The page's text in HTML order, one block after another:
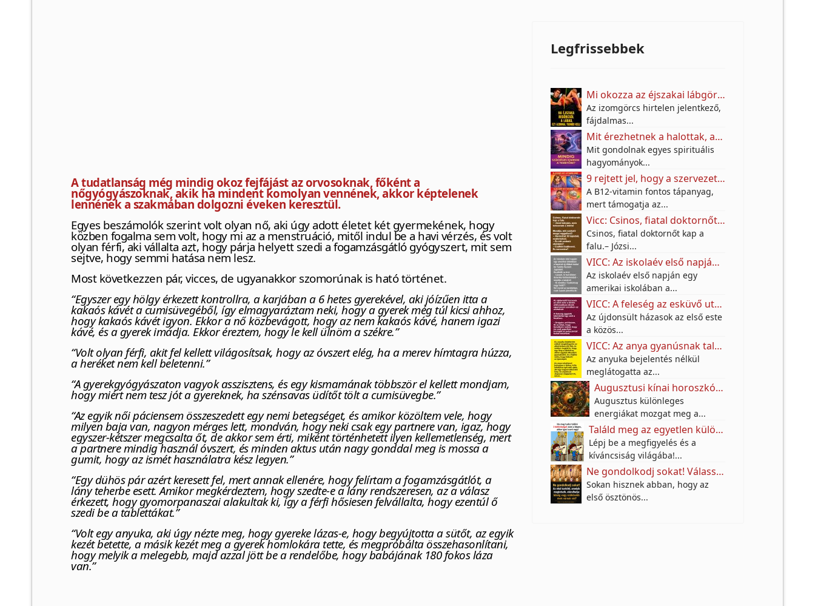
A tudatlanság még mindig okoz fejfájást az orvosoknak, főként a
nőgyógyászoknak, akik ha mindent komolyan vennének, akkor képtelenek
lennének a szakmában dolgozni éveken keresztül.
Egyes beszámolók szerint volt olyan nő, aki úgy adott életet két gyermekének, hogy
közben fogalma sem volt, hogy mi az a menstruáció, mitől indul be a havi vérzés, és volt
olyan férfi, aki vállalta azt, hogy párja helyett szedi a fogamzásgátló gyógyszert, mit sem
sejtve, hogy semmi hatása nem lesz.
Most következzen pár, vicces, de ugyanakkor szomorúnak is ható történet.
“Egyszer egy hölgy érkezett kontrollra, a karjában a 6 hetes gyerekével, aki jóízűen itta a
kakaós kávét a cumisüvegéből, így elmagyaráztam neki, hogy a gyerek még túl kicsi ahhoz,
hogy kakaós kávét igyon. Ekkor a nő közbevágott, hogy az nem kakaós kávé, hanem igazi
kávé, és a gyerek imádja. Ekkor éreztem, hogy le kell ülnöm a székre.”
“Volt olyan férfi, akit fel kellett világosítsak, hogy az óvszert elég, ha a merev hímtagra húzza,
a heréket nem kell beletenni.”
“A gyerekgyógyászaton vagyok asszisztens, és egy kismamának többször el kellett mondjam,
hogy miért nem tesz jót a gyereknek, ha szénsavas üdítőt tölt a cumisüvegbe.”
“Az egyik női páciensem összeszedett egy nemi betegséget, és amikor közöltem vele, hogy
milyen baja van, nagyon mérges lett, mondván, hogy neki csak egy partnere van, igaz, hogy
egyszer-kétszer megcsalta őt, de akkor sem érti, miként történhetett ilyen kellemetlenség, mert
a partnere mindig használ óvszert, és minden aktus után nagy gonddal meg is mossa a
gumit, hogy az ismét használatra kész legyen.”
“Egy dühös pár azért keresett fel, mert annak ellenére, hogy felírtam a fogamzásgátlót, a
lány teherbe esett. Amikor megkérdeztem, hogy szedte-e a lány rendszeresen, az a válasz
érkezett, hogy gyomorpanaszai alakultak ki, így a férfi hősiesen felvállalta, hogy ezentúl ő
szedi be a tablettákat.”
“Volt egy anyuka, aki úgy nézte meg, hogy gyereke lázas-e, hogy begyújtotta a sütőt, az egyik
kezét betette, a másik kezét meg a gyerek homlokára tette, és megpróbálta összehasonlítani,
hogy melyik a melegebb, majd azzal jött be a rendelőbe, hogy babájának 180 fokos láza
van.”
Legfrissebbek
Mi okozza az éjszakai lábgörcsöt, és mit tehetünk ellene?
Az izomgörcs hirtelen jelentkező,
fájdalmas...
Mit érezhetnek a halottak, amikor kimész a sírjukhoz?
Mit gondolnak egyes spirituális
hagyományok...
9 rejtett jel, hogy a szervezetednek több B12-vitaminra lehet szüksége
A B12-vitamin fontos tápanyag,
mert támogatja az...
Vicc: Csinos, fiatal doktornőt kap a falu.– Józsi bátyám, nem tetszenek a leletei.
Csinos, fiatal doktornőt kap a
falu.– Józsi...
VICC: Az iskolaév első napján egy amerikai iskolában a tanárnő új diákot mutat be
Az iskolaév első napján egy
amerikai iskolában a...
VICC: A feleség az esküvő után színt vall a férjének.
Az újdonsült házasok az első este
a közös...
VICC: Az anya gyanúsnak találta a fia lakótársát.
Az anyuka bejelentés nélkül
meglátogatta az...
Augusztusi kínai horoszkóp: ezeknek a jegyeknek nagy fordulatot hozhat a hónap
Augusztus különleges
energiákat mozgat meg a...
Találd meg az egyetlen különbséget az utcai festő képén – a legtöbben nem veszik észre!
Lépj be a megfigyelés és a
kíváncsiság világába!...
Ne gondolkodj sokat! Válassz egy karkötőt, és tudd meg, milyen anyagi jövő várhat rád a következő 10 évben!
Sokan hisznek abban, hogy az
első ösztönös...